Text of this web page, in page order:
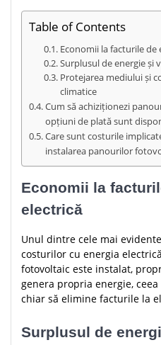
Table of Contents
Economii la facturile de
Surplusul de energie și
Protejarea mediului și
climatice
Cum să achiziționezi
opțiuni de plată sunt
Care sunt costurile
instalarea panourilor
Economii la
electrică
Unul dintre cele mai
costurilor cu energia
fotovoltaic este instalat,
genera propria energie,
chiar să elimine facturile la
Surplusul de